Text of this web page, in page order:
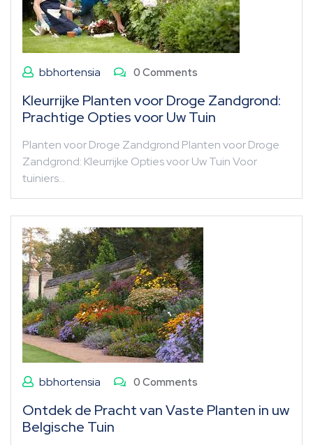
bbhortensia 0 Comments
Kleurrijke Planten voor Droge Zandgrond:
Prachtige Opties voor Uw Tuin
Planten voor Droge Zandgrond Planten voor Droge
Zandgrond: Kleurrijke Opties voor Uw Tuin Voor
tuiniers…
bbhortensia 0 Comments
Ontdek de Pracht van Vaste Planten in uw
Belgische Tuin